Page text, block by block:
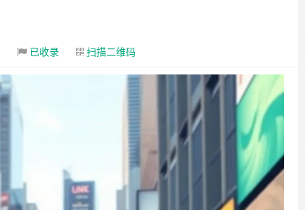
已收录 扫描二维码